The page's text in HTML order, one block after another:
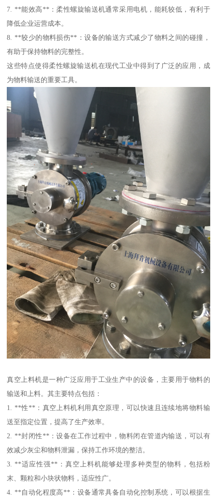
7. **能效高**：柔性螺旋输送机通常采用电机，能耗较低，有利于
降低企业运营成本。
8. **较少的物料损伤**：设备的输送方式减少了物料之间的碰撞，
有助于保持物料的完整性。
这些特点使得柔性螺旋输送机在现代工业中得到了广泛的应用，成
为物料输送的重要工具。
真空上料机是一种广泛应用于工业生产中的设备，主要用于物料的
输送和上料。其主要特点包括：
1. **性**：真空上料机利用真空原理，可以快速且连续地将物料输
送至指定位置，提高了生产效率。
2. **封闭性**：设备在工作过程中，物料闭在管道内输送，可以有
效减少灰尘和物料泄漏，保持工作环境的整洁。
3. **适应性强**：真空上料机能够处理多种类型的物料，包括粉
末、颗粒和小块状物料，适应性广。
4. **自动化程度高**：设备通常具备自动化控制系统，可以根据生